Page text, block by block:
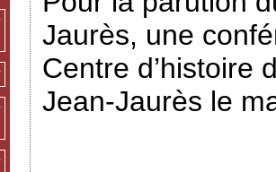
Jaurès, une
Centre d’histoire
Jean-Jaurès le